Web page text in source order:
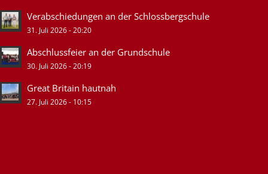
Verabschiedungen an der Schlossbergschule
31. Juli 2026 - 20:20
Abschlussfeier an der Grundschule
30. Juli 2026 - 20:19
Great Britain hautnah
27. Juli 2026 - 10:15